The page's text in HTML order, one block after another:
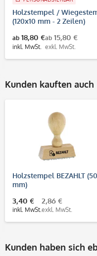
Holzstempel /
(120x10 mm - 2 Zeilen)
ab 18,80 €
inkl. MwSt.
ab 15,80 €
exkl. MwSt.
Kunden kauften auch
Holzstempel BEZAHLT
mm)
3,40 €
inkl. MwSt.
2,86 €
exkl. MwSt.
Kunden haben sich